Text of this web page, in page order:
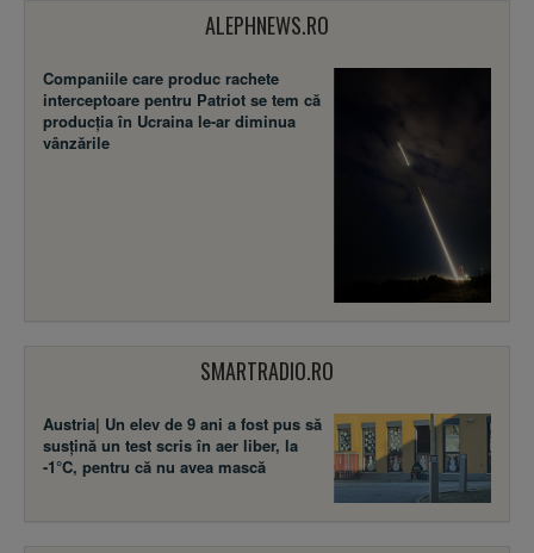
ALEPHNEWS.RO
Companiile care produc rachete
interceptoare pentru Patriot se tem că
producția în Ucraina le-ar diminua
vânzările
SMARTRADIO.RO
Austria| Un elev de 9 ani a fost pus să
susţină un test scris în aer liber, la
-1°C, pentru că nu avea mască